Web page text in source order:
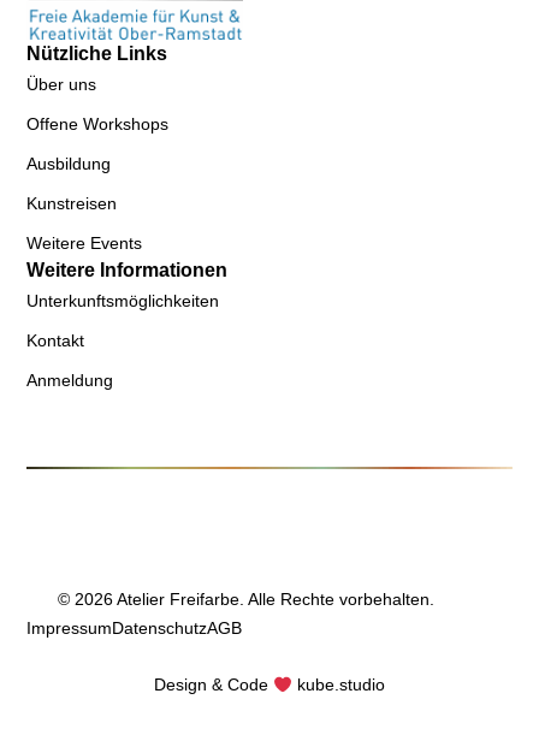
Nützliche Links
Über uns
Offene Workshops
Ausbildung
Kunstreisen
Weitere Events
Weitere Informationen
Unterkunftsmöglichkeiten
Kontakt
Anmeldung
© 2026 Atelier Freifarbe. Alle Rechte vorbehalten.
ImpressumDatenschutzAGB
Design & Code kube.studio